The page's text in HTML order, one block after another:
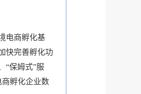
电商孵化基
快完善孵化功
“保姆式”服
孵化企业数